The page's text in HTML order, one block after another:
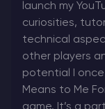
launch my
curiosities,
technical
other players
potential I
Means to Me